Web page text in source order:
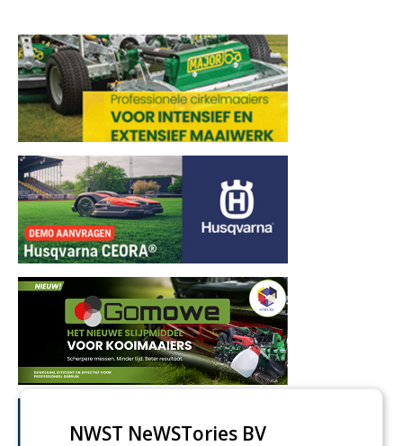
NWST NeWSTories BV